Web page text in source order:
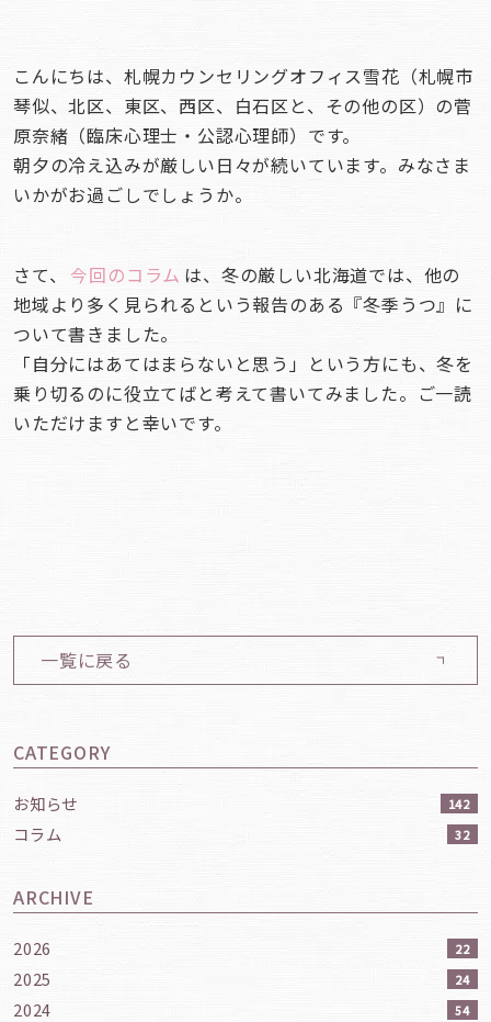
こんにちは、札幌カウンセリングオフィス雪花（札幌市
琴似、北区、東区、西区、白石区と、その他の区）の菅
原奈緒（臨床心理士・公認心理師）です。
朝夕の冷え込みが厳しい日々が続いています。みなさま
いかがお過ごしでしょうか。
さて、 今回のコラム は、冬の厳しい北海道では、他の
地域より多く見られるという報告のある『冬季うつ』に
ついて書きました。
「自分にはあてはまらないと思う」という方にも、冬を
乗り切るのに役立てばと考えて書いてみました。ご一読
いただけますと幸いです。
一覧に戻る
CATEGORY
お知らせ 142
コラム 32
ARCHIVE
2026 22
2025 24
2024 54